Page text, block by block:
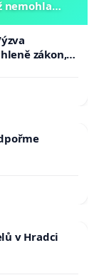
nemohla
zákon,
opakovat!
v Hradci